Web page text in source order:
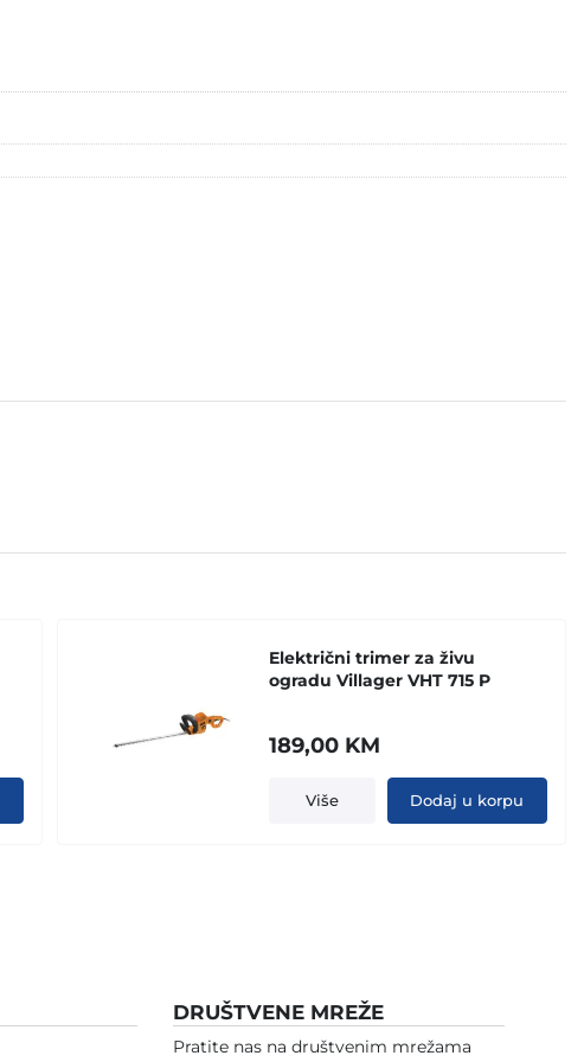
Električni trimer za živu
ogradu Villager VHT 715 P
189,00 KM
Više Dodaj u korpu
DRUŠTVENE MREŽE
Pratite nas na društvenim mrežama